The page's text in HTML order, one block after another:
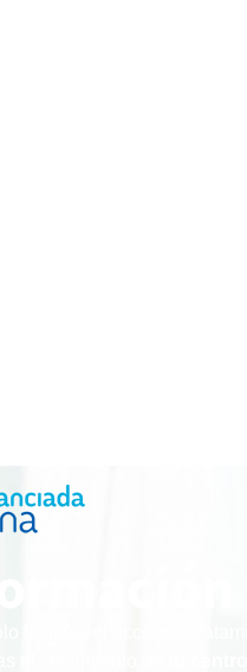
facilitas el acceso a
el crecimiento de